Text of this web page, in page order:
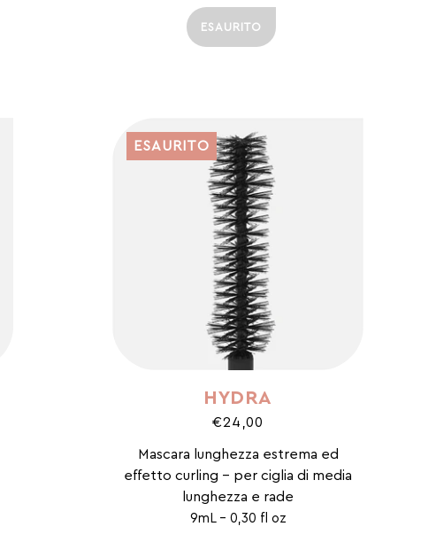
ESAURITO
ESAURITO
HYDRA
€24,00
Mascara lunghezza estrema ed
effetto curling - per ciglia di media
lunghezza e rade
9mL - 0,30 fl oz